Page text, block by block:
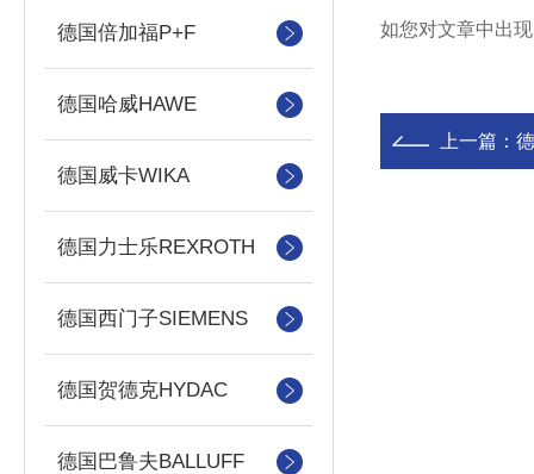
德国倍加福P+F
德国哈威HAWE
德国威卡WIKA
德国力士乐REXROTH
德国西门子SIEMENS
德国贺德克HYDAC
德国巴鲁夫BALLUFF
如您对文章中出
上一篇：